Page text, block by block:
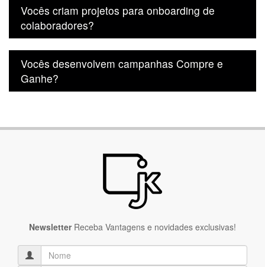
Vocês criam projetos para onboarding de
colaboradores?
Vocês desenvolvem campanhas Compre e
Ganhe?
NewsletterReceba Vantagens e novidades exclusivas!